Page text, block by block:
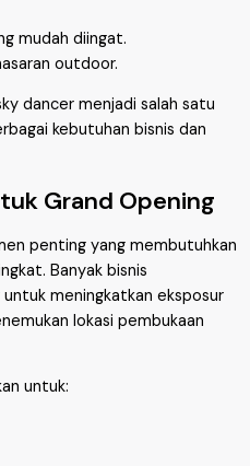
mudah diingat.
outdoor.
dancer menjadi salah satu
kebutuhan bisnis dan
Grand Opening
penting yang membutuhkan
Banyak bisnis
meningkatkan eksposur
lokasi pembukaan
untuk: